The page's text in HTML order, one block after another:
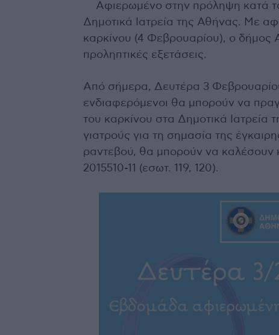
Αφιερωμένο στην πρόληψη κατά
Δημοτικά Ιατρεία της Αθήνας. Με
καρκίνου (4 Φεβρουαρίου), ο δήμος
προληπτικές εξετάσεις.
Από σήμερα, Δευτέρα 3
ενδιαφερόμενοι θα μπορούν να
του καρκίνου στα Δημοτικά
γιατρούς για τη σημασία της
ραντεβού, θα μπορούν να καλέσουν
2015510-11 (εσωτ. 119, 120).